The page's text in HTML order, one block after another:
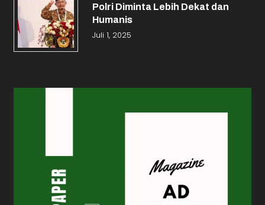
Polri Diminta Lebih Dekat dan
Humanis
Juli 1, 2025